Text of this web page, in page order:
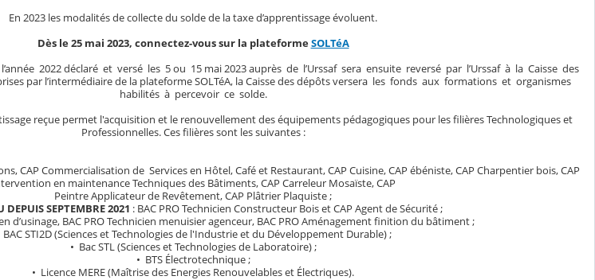
En 2023 les modalités de collecte du solde de la taxe d’apprentissage évoluent.
Dès le 25 mai 2023, connectez-vous sur la plateformeSOLTéA
2022 déclaré et versé les 5 ou 15 mai 2023 auprès de l’Urssaf sera ensuite reversé par l’Urssaf à la Caisse des
par l’intermédiaire de la plateforme SOLTéA, la Caisse des dépôts versera les fonds aux formations et organismes
habilités à percevoir ce solde.
reçue permet l'acquisition et le renouvellement des équipements pédagogiques pour les filières Technologiques et
Professionnelles. Ces filières sont les suivantes :
CAP Commercialisation de Services en Hôtel, Café et Restaurant, CAP Cuisine, CAP ébéniste, CAP Charpentier bois, CAP
en maintenance Techniques des Bâtiments, CAP Carreleur Mosaïste, CAP
Peintre Applicateur de Revêtement, CAP Plâtrier Plaquiste ;
DEPUIS SEPTEMBRE 2021 : BAC PRO Technicien Constructeur Bois et CAP Agent de Sécurité ;
d’usinage, BAC PRO Technicien menuisier agenceur, BAC PRO Aménagement finition du bâtiment ;
BAC STI2D (Sciences et Technologies de l'Industrie et du Développement Durable) ;
• Bac STL (Sciences et Technologies de Laboratoire) ;
• BTS Électrotechnique ;
• Licence MERE (Maîtrise des Energies Renouvelables et Électriques).